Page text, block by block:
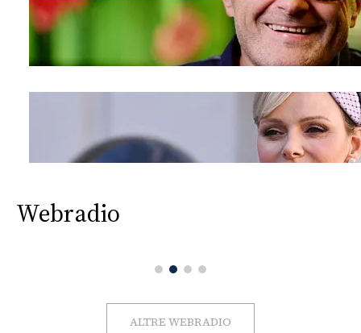
Webradio
ALTRE WEBRADIO